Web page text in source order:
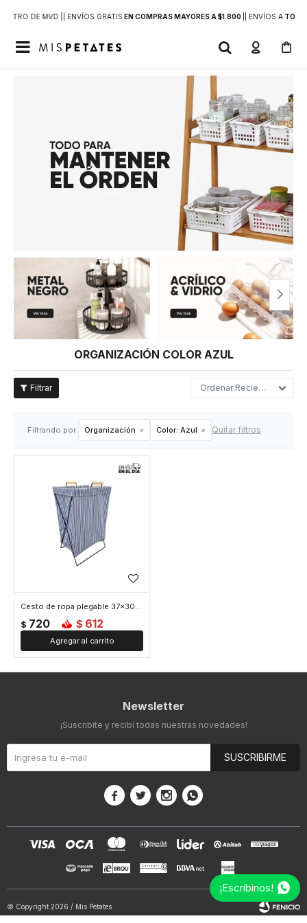
DE MVD | | ENVÍOS GRATIS EN COMPRAS MAYORES A $1.800 | ENVÍOS ATODO

ORGANIZACIÓN COLOR AZUL
Recientes
Filtrando por: Organización Color: Azul Quitar filtros
Cesto de ropa plegable 37x30x60cm – Bambú y tela rayas - Azul
$ 720 $ 612
Newsletter
¡Suscribite y recibí todas nuestras novedades!
SUSCRIBIRME
   
© Copyright 2026 / Mis Petates
¡Escribinos!